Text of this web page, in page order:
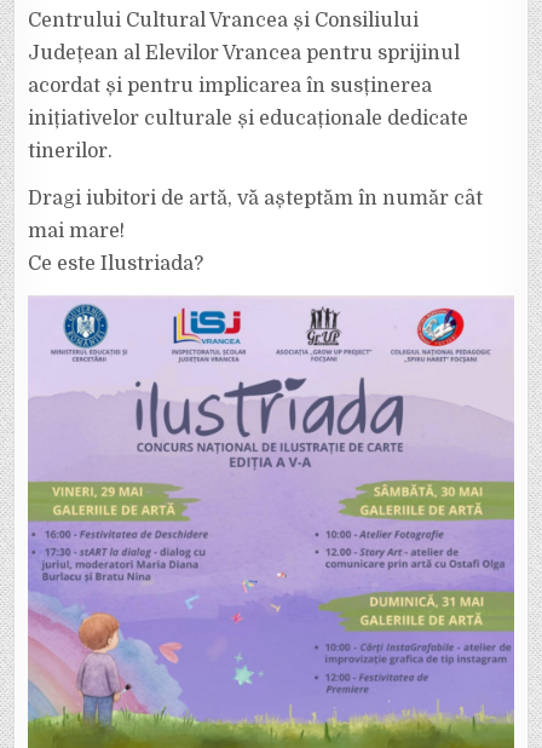
Centrului Cultural Vrancea și Consiliului
Județean al Elevilor Vrancea pentru sprijinul
acordat și pentru implicarea în susținerea
inițiativelor culturale și educaționale dedicate
tinerilor.
Dragi iubitori de artă, vă așteptăm în număr cât
mai mare!
Ce este Ilustriada?